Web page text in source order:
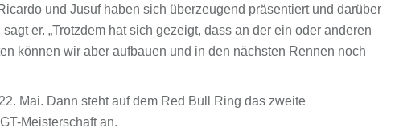
und Jusuf haben sich überzeugend präsentiert und darüber
er. „Trotzdem hat sich gezeigt, dass an der ein oder anderen
können wir aber aufbauen und in den nächsten Rennen noch
Mai. Dann steht auf dem Red Bull Ring das zweite
Meisterschaft an.